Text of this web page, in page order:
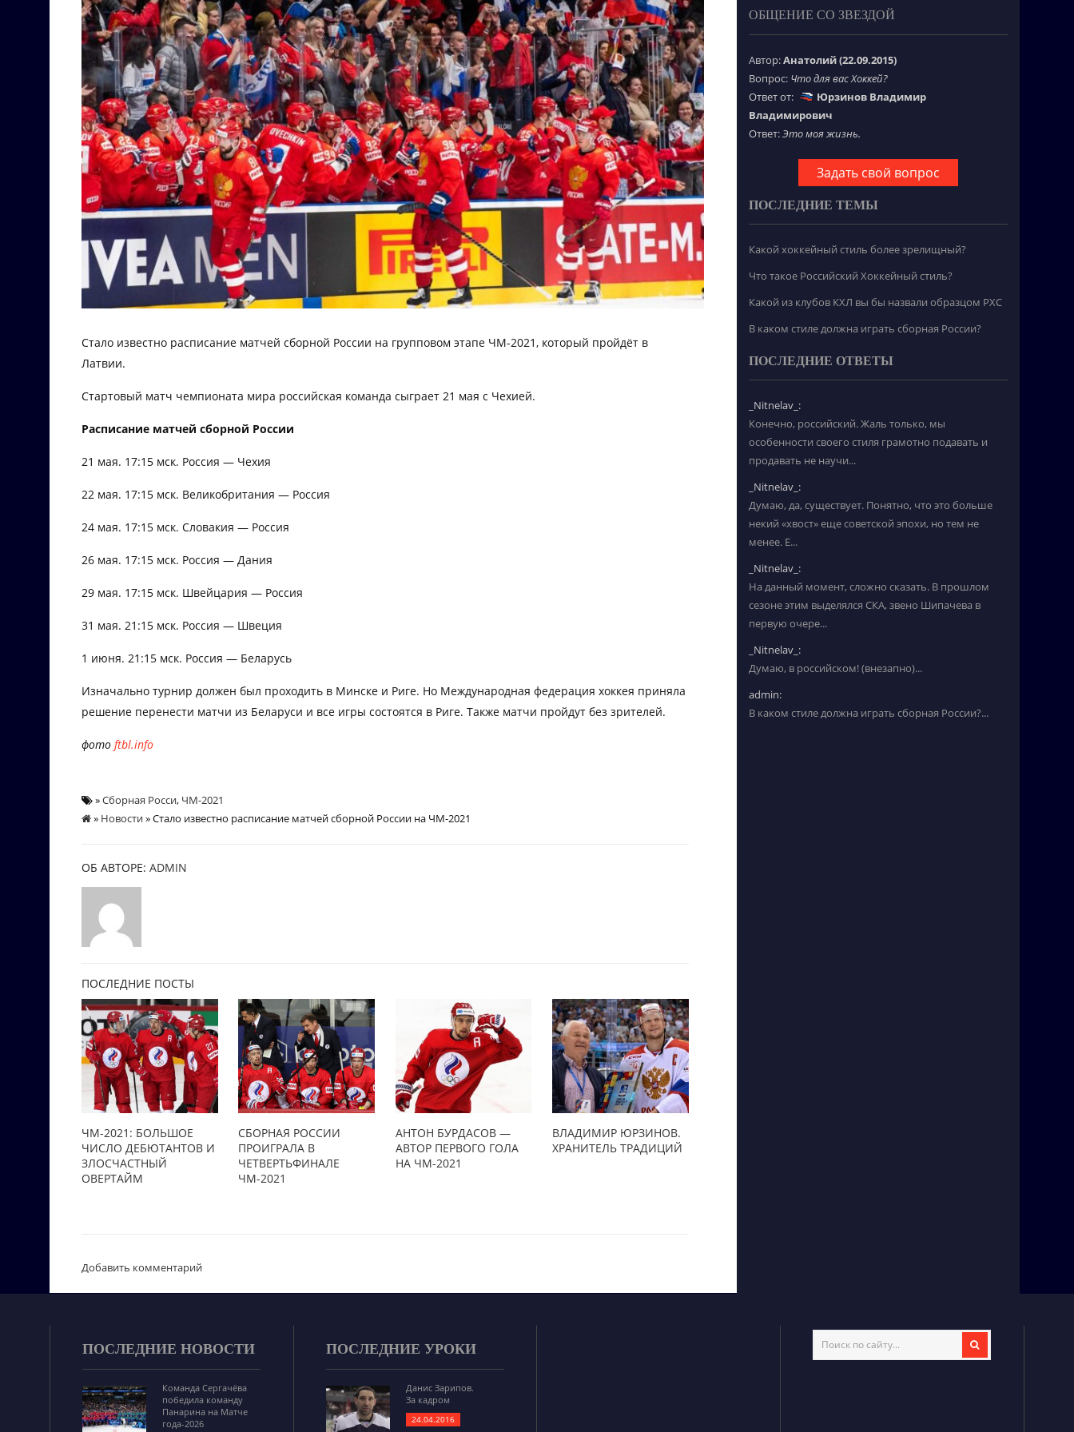
Стало известно расписание матчей сборной России на групповом этапе ЧМ-2021, который пройдёт в
Латвии.
Стартовый матч чемпионата мира российская команда сыграет 21 мая с Чехией.
Расписание матчей сборной России
21 мая. 17:15 мск. Россия — Чехия
22 мая. 17:15 мск. Великобритания — Россия
24 мая. 17:15 мск. Словакия — Россия
26 мая. 17:15 мск. Россия — Дания
29 мая. 17:15 мск. Швейцария — Россия
31 мая. 21:15 мск. Россия — Швеция
1 июня. 21:15 мск. Россия — Беларусь
Изначально турнир должен был проходить в Минске и Риге. Но Международная федерация хоккея приняла
решение перенести матчи из Беларуси и все игры состоятся в Риге. Также матчи пройдут без зрителей.
фото ftbl.info
»Сборная Росси, ЧМ-2021
» Новости» Стало известно расписание матчей сборной России на ЧМ-2021
ОБ АВТОРЕ: ADMIN
ПОСЛЕДНИЕ ПОСТЫ
ЧМ-2021: БОЛЬШОЕ
ЧИСЛО ДЕБЮТАНТОВ И
ЗЛОСЧАСТНЫЙ
ОВЕРТАЙМ
СБОРНАЯ РОССИИ
ПРОИГРАЛА В
ЧЕТВЕРТЬФИНАЛЕ
ЧМ-2021
АНТОН БУРДАСОВ —
АВТОР ПЕРВОГО ГОЛА
НА ЧМ-2021
ВЛАДИМИР ЮРЗИНОВ.
ХРАНИТЕЛЬ ТРАДИЦИЙ
Добавить комментарий
ОБЩЕНИЕ СО ЗВЕЗДОЙ
Автор:Анатолий (22.09.2015)
Вопрос: Что для вас Хоккей?
Ответ от:
Юрзинов Владимир
Владимирович
Ответ:Это моя жизнь.
Задать свой вопрос
ПОСЛЕДНИЕ ТЕМЫ
Какой хоккейный стиль более зрелищный?
Что такое Российский Хоккейный стиль?
Какой из клубов КХЛ вы бы назвали образцом РХС
В каком стиле должна играть сборная России?
ПОСЛЕДНИЕ ОТВЕТЫ
_Nitnelav_:
Конечно, российский. Жаль только, мы
особенности своего стиля грамотно подавать и
продавать не научи...
_Nitnelav_:
Думаю, да, существует. Понятно, что это больше
некий «хвост» еще советской эпохи, но тем не
менее. Е...
_Nitnelav_:
На данный момент, сложно сказать. В прошлом
сезоне этим выделялся СКА, звено Шипачева в
первую очере...
_Nitnelav_:
Думаю, в российском! (внезапно)...
admin:
В каком стиле должна играть сборная России?...
ПОСЛЕДНИЕ НОВОСТИ
Команда Сергачёва
победила команду
Панарина на Матче
года-2026
ПОСЛЕДНИЕ УРОКИ
Данис Зарипов.
За кадром
24.04.2016